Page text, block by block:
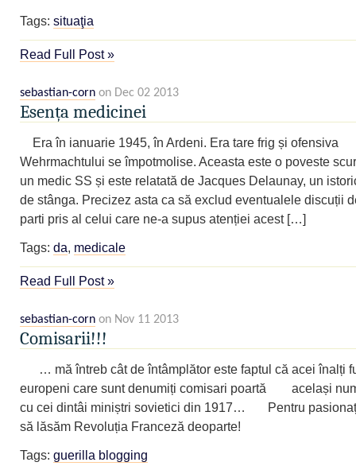
Tags: situaţia
Read Full Post »
sebastian-corn on Dec 02 2013
Esența medicinei
Era în ianuarie 1945, în Ardeni. Era tare frig și ofensiva
Wehrmachtului se împotmolise. Aceasta este o poveste
un medic SS și este relatată de Jacques Delaunay, un
de stânga. Precizez asta ca să exclud eventualele discuții
parti pris al celui care ne-a supus atenției acest […]
Tags: da, medicale
Read Full Post »
sebastian-corn on Nov 11 2013
Comisarii!!!
… mă întreb cât de întâmplător este faptul că acei înalți
europeni care sunt denumiți comisari poartă același
cu cei dintâi miniștri sovietici din 1917… Pentru
să lăsăm Revoluția Franceză deoparte!
Tags: guerilla blogging